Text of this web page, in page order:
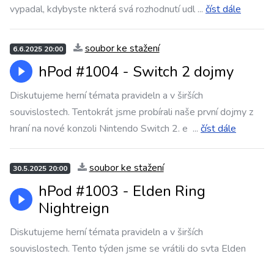
vypadal, kdybyste nkterá svá rozhodnutí udl ... číst dále
6.6.2025 20:00 soubor ke stažení
hPod #1004 - Switch 2 dojmy
Diskutujeme herní témata pravideln a v širších
souvislostech. Tentokrát jsme probírali naše první dojmy z
hraní na nové konzoli Nintendo Switch 2. e ... číst dále
30.5.2025 20:00 soubor ke stažení
hPod #1003 - Elden Ring
Nightreign
Diskutujeme herní témata pravideln a v širších
souvislostech. Tento týden jsme se vrátili do svta Elden